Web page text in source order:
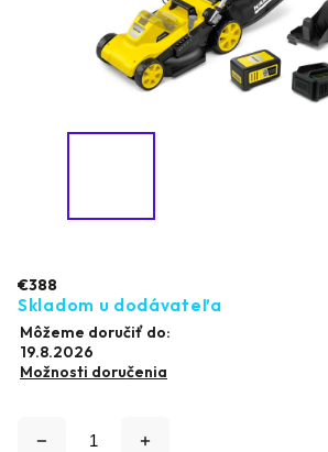
€388
Skladom u dodávateľa
Môžeme doručiť do:
19.8.2026
Možnosti doručenia